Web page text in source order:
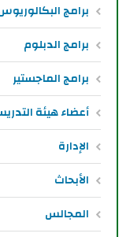
برامج
برامج الدبلوم
برامج الماجستير
أعضاء هيئة
الإدارة
الأبحاث
المجالس